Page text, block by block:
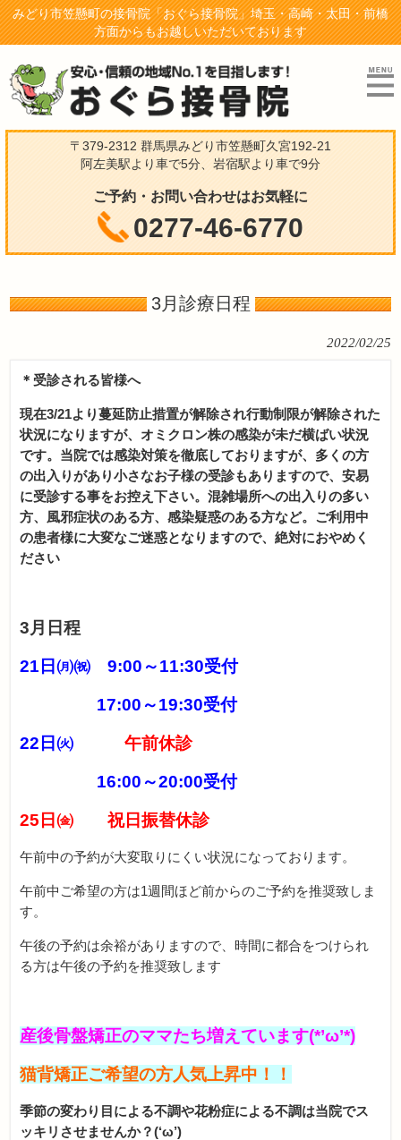
みどり市笠懸町の接骨院「おぐら接骨院」埼玉・高崎・太田・前橋
方面からもお越しいただいております
〒379-2312 群馬県みどり市笠懸町久宮192-21
阿左美駅より車で5分、岩宿駅より車で9分
ご予約・お問い合わせはお気軽に
0277-46-6770
3月診療日程
2022/02/25
＊受診される皆様へ
現在3/21より蔓延防止措置が解除され行動制限が解除された
状況になりますが、オミクロン株の感染が未だ横ばい状況
です。当院では感染対策を徹底しておりますが、多くの方
の出入りがあり小さなお子様の受診もありますので、安易
に受診する事をお控え下さい。混雑場所への出入りの多い
方、風邪症状のある方、感染疑惑のある方など。ご利用中
の患者様に大変なご迷惑となりますので、絶対におやめく
ださい
3月日程
21日㈪㈷ 9:00～11:30受付
17:00～19:30受付
22日㈫午前休診
16:00～20:00受付
25日㈮ 祝日振替休診
午前中の予約が大変取りにくい状況になっております。
午前中ご希望の方は1週間ほど前からのご予約を推奨致しま
す。
午後の予約は余裕がありますので、時間に都合をつけられ
る方は午後の予約を推奨致します
産後骨盤矯正のママたち増えています(*’ω’*)
猫背矯正ご希望の方人気上昇中！！
季節の変わり目による不調や花粉症による不調は当院でス
ッキリさせませんか？(‘ω’)